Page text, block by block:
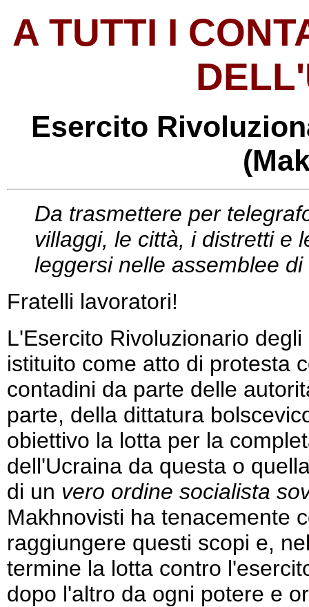
A TUTTI I
Esercito
Da trasmettere per
villaggi, le città, i distretti e
leggersi nelle assemblee
Fratelli lavoratori!
L'Esercito Rivoluzionario
istituito come atto di protesta
contadini da parte delle
parte, della dittatura
obiettivo la lotta per la
dell'Ucraina da questa o
di un vero ordine socialista
Makhnovisti ha tenacemente
raggiungere questi scopi e,
termine la lotta contro
dopo l'altro da ogni potere e